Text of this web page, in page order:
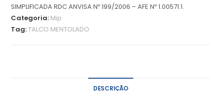
SIMPLIFICADA RDC ANVISA Nº 199/2006 – AFE Nº 1.00571.1.
Categoria: Mip
Tag:TALCO MENTOLADO
DESCRIÇÃO